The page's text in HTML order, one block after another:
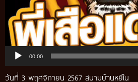
00:00
วันที่ 3 พฤศจิกายน 2567 สนามบ้านหยีใน